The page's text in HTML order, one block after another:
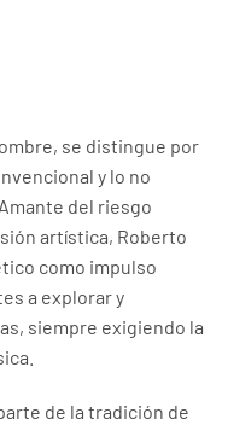
se distingue por
y lo no
del riesgo
artística, Roberto
como impulso
a explorar y
siempre exigiendo la
de la tradición de